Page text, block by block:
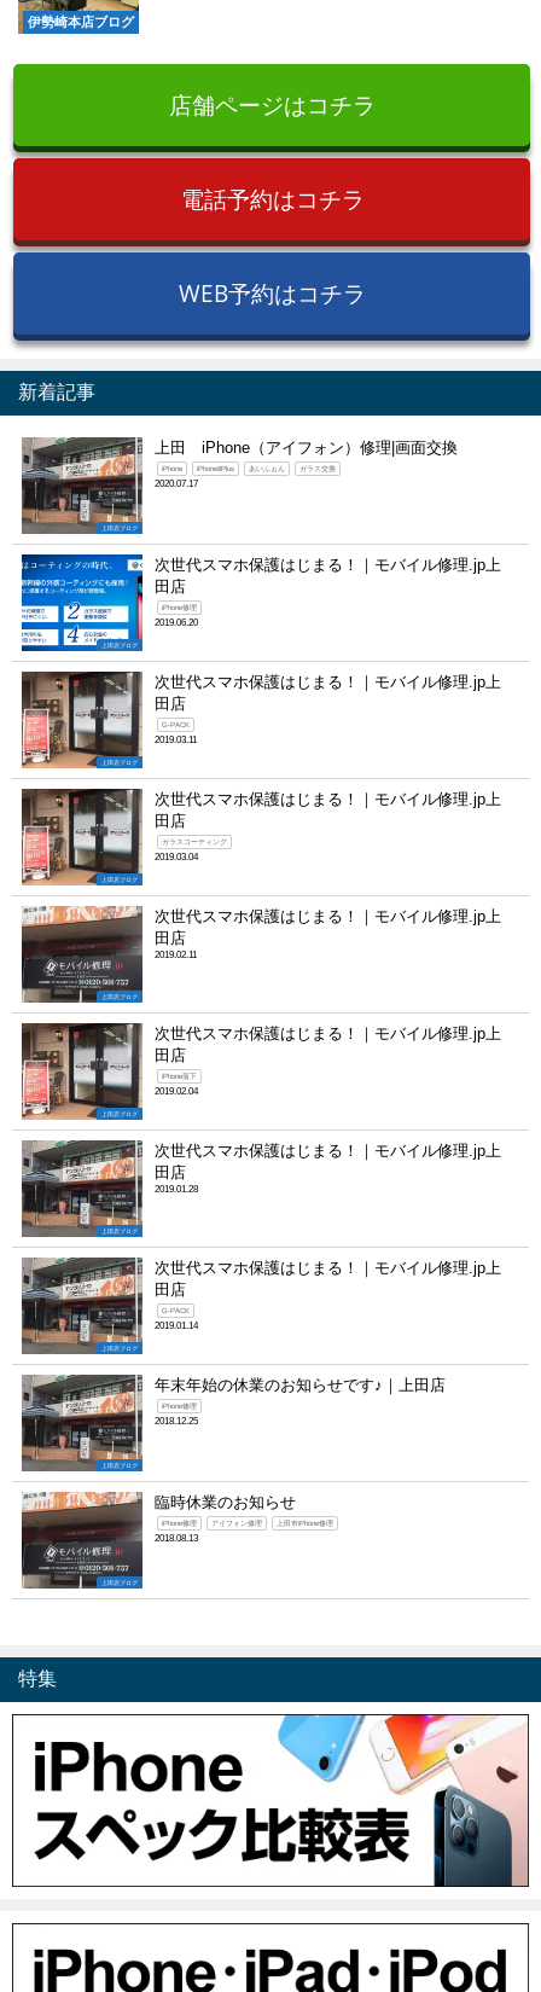
伊勢崎本店ブログ
店舗ページはコチラ
電話予約はコチラ
WEB予約はコチラ
新着記事
上田店ブログ
上田 iPhone（アイフォン）修理|画面交換
iPhone iPhone8Plus あいふぉん ガラス交換
2020.07.17
上田店ブログ
次世代スマホ保護はじまる！｜モバイル修理.jp上
田店
iPhone修理
2019.06.20
上田店ブログ
次世代スマホ保護はじまる！｜モバイル修理.jp上
田店
G-PACK
2019.03.11
上田店ブログ
次世代スマホ保護はじまる！｜モバイル修理.jp上
田店
ガラスコーティング
2019.03.04
上田店ブログ
次世代スマホ保護はじまる！｜モバイル修理.jp上
田店
2019.02.11
上田店ブログ
次世代スマホ保護はじまる！｜モバイル修理.jp上
田店
iPhone落下
2019.02.04
上田店ブログ
次世代スマホ保護はじまる！｜モバイル修理.jp上
田店
2019.01.28
上田店ブログ
次世代スマホ保護はじまる！｜モバイル修理.jp上
田店
G-PACK
2019.01.14
上田店ブログ
年末年始の休業のお知らせです♪｜上田店
iPhone修理
2018.12.25
上田店ブログ
臨時休業のお知らせ
iPhone修理 アイフォン修理 上田市iPhone修理
2018.08.13
特集